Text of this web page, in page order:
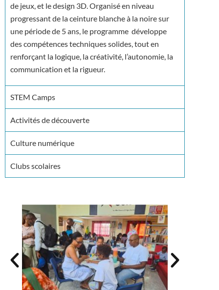
de jeux, et le design 3D. Organisé en niveau
progressant de la ceinture blanche à la noire sur
une période de 5 ans, le programme développe
des compétences techniques solides, tout en
renforçant la logique, la créativité, l’autonomie, la
communication et la rigueur.
STEM Camps
Activités de découverte
Culture numérique
Clubs scolaires